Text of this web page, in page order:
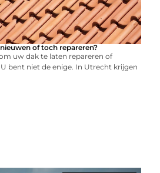
of toch repareren?
uw dak te laten repareren of
bent niet de enige. In Utrecht krijgen